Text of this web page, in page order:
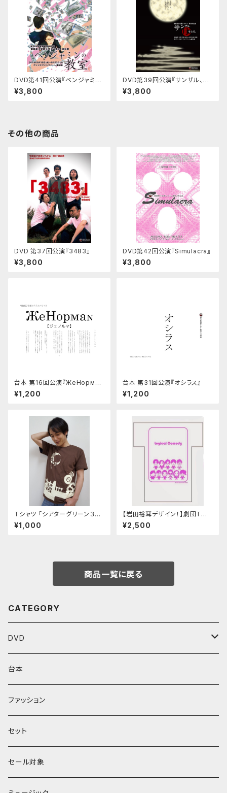
DVD第41回公演『ベンジャミン
の教室』
¥3,800
DVD第39回公演『サンザル、月
をとる。』
¥3,800
その他の商品
DVD 第37回公演『3483』
¥3,800
DVD第42回公演『Simulacra』
¥3,800
台本 第16回公演『ЖeНoрма
n』
¥1,200
台本 第31回公演『オシラス』
¥1,200
Tシャツ 「シアターグリーン３劇
場連動企画」ブラウン
¥1,000
【岩田裕耳デザイン！】劇団Tシャ
ツ「電夏ホワイト」
¥2,500
商品一覧に戻る
CATEGORY
DVD
Performenシリーズ
館シリーズ
ЖeНoрмаnシリーズ
台本
ファッション
セット
セール対象